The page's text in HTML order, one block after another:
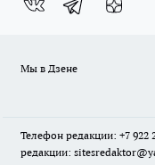
Мы в Дзене
Телефон редакции: +7 922
редакции: